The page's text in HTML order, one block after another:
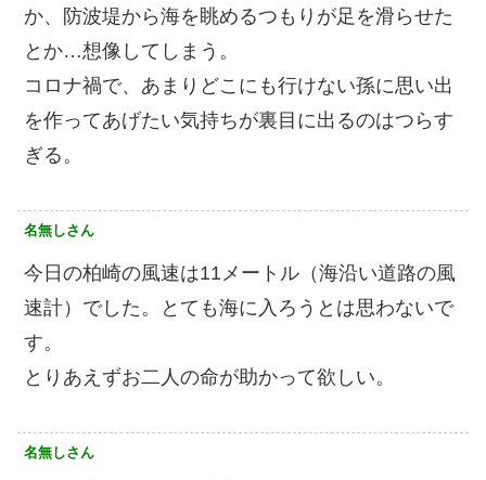
か、防波堤から海を眺めるつもりが足を滑らせた
とか…想像してしまう。
コロナ禍で、あまりどこにも行けない孫に思い出
を作ってあげたい気持ちが裏目に出るのはつらす
ぎる。
名無しさん
今日の柏崎の風速は11メートル（海沿い道路の風
速計）でした。とても海に入ろうとは思わないで
す。
とりあえずお二人の命が助かって欲しい。
名無しさん